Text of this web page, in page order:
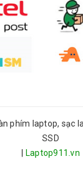
phím laptop, sạc
SSD
Laptop911.vn